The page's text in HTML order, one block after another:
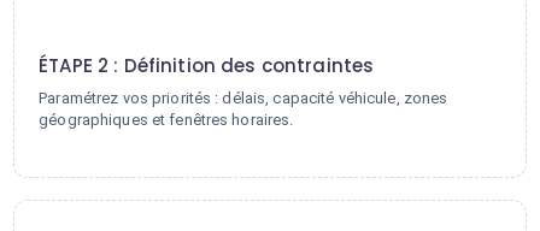
ÉTAPE 2 : Définition des contraintes
Paramétrez vos priorités : délais, capacité véhicule, zones
géographiques et fenêtres horaires.